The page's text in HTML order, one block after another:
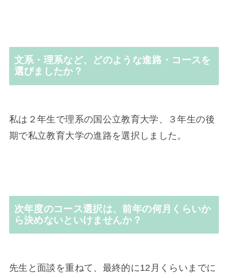
文系・理系など、どのような進路・コースを
選びましたか？
私は２年生で理系の国公立教育大学、３年生の後
期で私立教育大学の進路を選択しました。
次年度のコース選択は、前年の何月くらいか
ら決めないといけませんか？
先生と面談を重ねて、最終的に12月くらいまでに